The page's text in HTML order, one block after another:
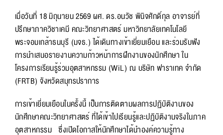
เมื่อวันที่ 18 มิถุนายน 2569 ผศ. ดร.อนวัช พินิจศักดิ์กุล อาจารย์ที่
ปรึกษาภาควิชาเคมี คณะวิทยาศาสตร์ มหาวิทยาลัยเทคโนโลยี
พระจอมเกล้าธนบุรี (มจธ.) ได้เดินทางเข้าเยี่ยมเยือน และร่วมรับฟัง
การนำเสนอรายงานความก้าวหน้าการฝึกงานของนักศึกษา ใน
โครงการเรียนรู้ร่วมอุตสาหกรรม (WiL) ณ บริษัท ฟาราเทค จำกัด
(FRTB) จังหวัดสมุทรปราการ
การเข้าเยี่ยมเยือนในครั้งนี้ เป็นการติดตามผลการปฏิบัติงานของ
นักศึกษาคณะวิทยาศาสตร์ ที่ได้เข้าไปเรียนรู้และปฏิบัติงานจริงในภาค
อุตสาหกรรม ซึ่งเปิดโอกาสให้นักศึกษาได้นำองค์ความรู้ทาง